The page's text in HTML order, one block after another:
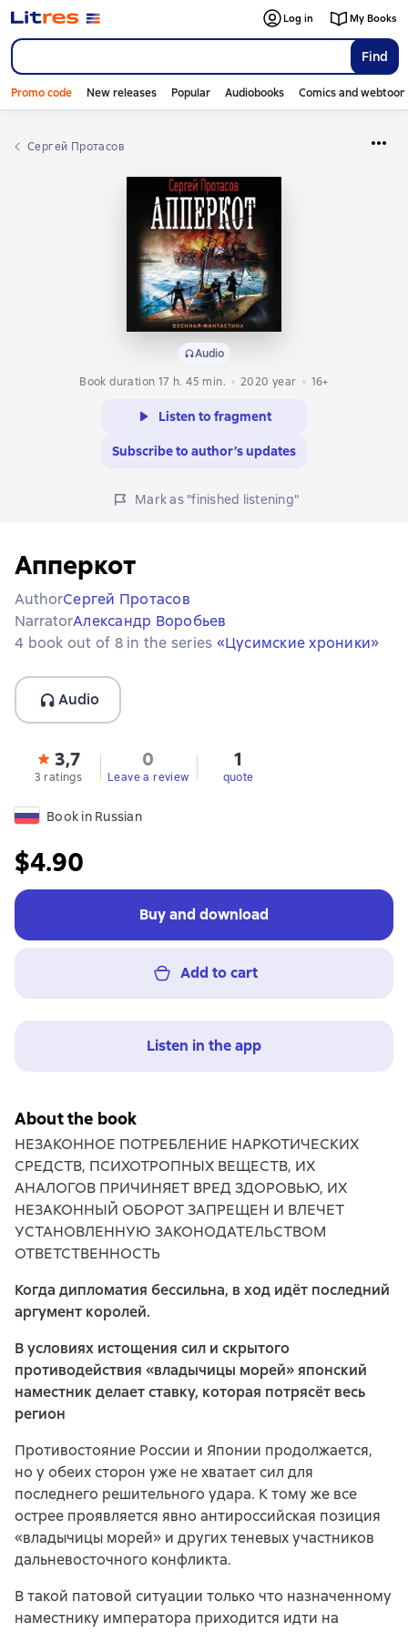
Find
Log in My Books
Promo code New releases Popular Audiobooks Comics and
Сергей Протасов
Audio
Book duration 17 h. 45 min.
2020 year 16+
Listen to fragment
Subscribe to author’s updates
Mark as "finished listening"
Апперкот
AuthorСергей Протасов
NarratorАлександр Воробьев
4 book out of 8 in the series «Цусимские хроники»
Audio
3,7
3 ratings
0
Leave a review
1
quote
Book in Russian
$4.90
Buy and download
Add to cart
Listen in the app
About the book
НЕЗАКОННОЕ ПОТРЕБЛЕНИЕ НАРКОТИЧЕСКИХ
СРЕДСТВ, ПСИХОТРОПНЫХ ВЕЩЕСТВ, ИХ
АНАЛОГОВ ПРИЧИНЯЕТ ВРЕД ЗДОРОВЬЮ, ИХ
НЕЗАКОННЫЙ ОБОРОТ ЗАПРЕЩЕН И ВЛЕЧЕТ
УСТАНОВЛЕННУЮ ЗАКОНОДАТЕЛЬСТВОМ
ОТВЕТСТВЕННОСТЬ
Когда дипломатия бессильна, в ход идёт последний
аргумент королей.
В условиях истощения сил и скрытого
противодействия «владычицы морей» японский
наместник делает ставку, которая потрясёт весь
регион
Противостояние России и Японии продолжается,
но у обеих сторон уже не хватает сил для
последнего решительного удара. К тому же все
острее проявляется явно антироссийская позиция
«владычицы морей» и других теневых участников
дальневосточного конфликта.
В такой патовой ситуации только что назначенному
наместнику императора приходится идти на